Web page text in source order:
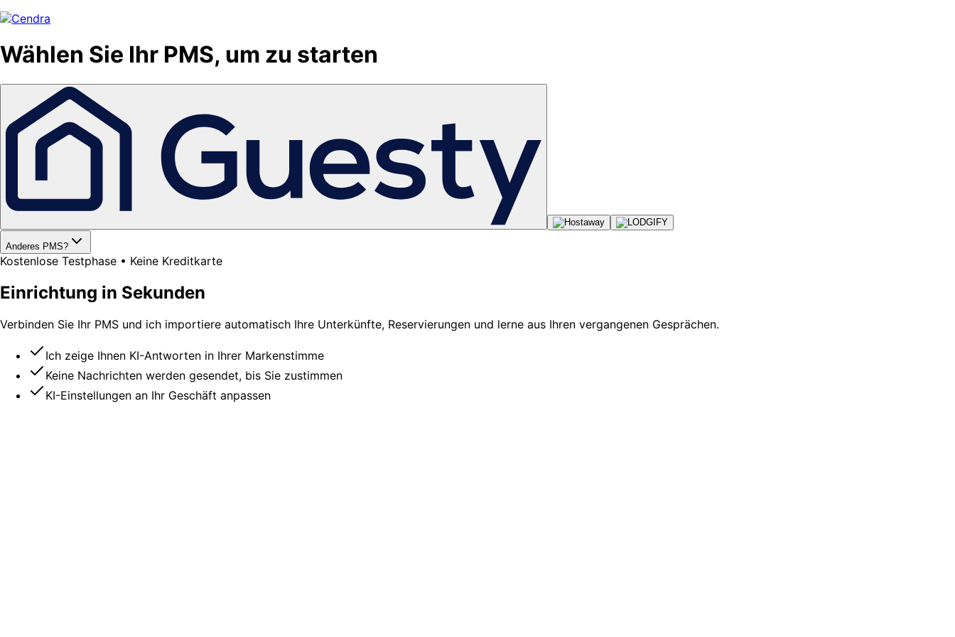
Wählen Sie Ihr PMS, um zu starten
Anderes PMS?
Kostenlose Testphase • Keine Kreditkarte
Einrichtung in Sekunden
Verbinden Sie Ihr PMS und ich importiere automatisch Ihre Unterkünfte, Reservierungen und lerne aus Ihren vergangenen Gesprächen.
Ich zeige Ihnen KI-Antworten in Ihrer Markenstimme
Keine Nachrichten werden gesendet, bis Sie zustimmen
KI-Einstellungen an Ihr Geschäft anpassen